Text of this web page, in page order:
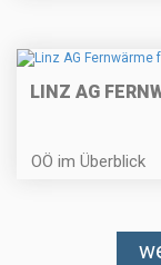
LINZ AG
OÖ im Überblick